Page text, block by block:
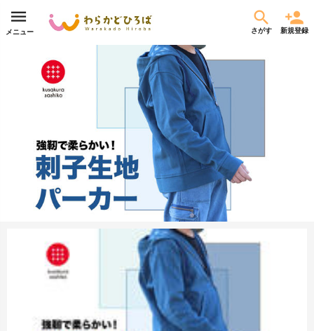
メニュー さがす 新規登録